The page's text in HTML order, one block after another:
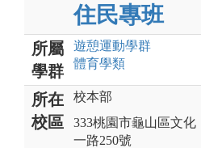
住民專班
所屬
學群
遊憩運動學群
體育學類
所在
校區
校本部
333桃園市龜山區文化
一路250號